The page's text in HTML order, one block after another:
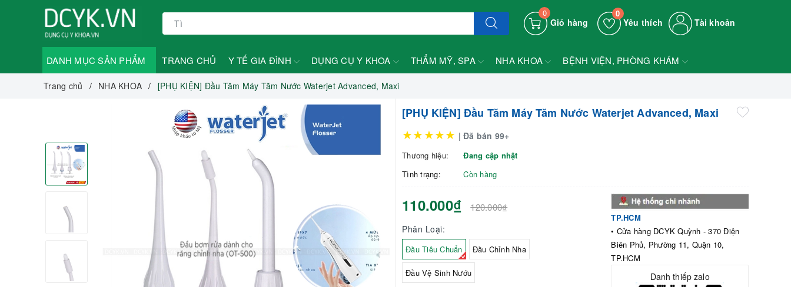
0
Giỏ hàng Yêu thích
0
Tài khoản
DANH MỤC SẢN PHẨM TRANG CHỦ Y TẾ GIA ĐÌNH DỤNG CỤ Y KHOA THẨM MỸ, SPA NHA KHOA BỆNH VIỆN, PHÒNG KHÁM
Trang chủ NHA KHOA [PHỤ KIỆN] Đầu Tăm Máy Tăm Nước Waterjet Advanced, Maxi
[PHỤ KIỆN] Đầu Tăm Máy Tăm Nước Waterjet Advanced, Maxi
★★★★★ | Đã bán 99+
Thương hiệu:
Đang cập nhật
Tình trạng:
Còn hàng
110.000₫ 120.000₫
Phân Loại:
Đầu Tiêu Chuẩn Đầu Chỉnh Nha
Đầu Vệ Sinh Nướu
TP.HCM
• Cửa hàng DCYK Quỳnh - 370 Điện
Biên Phủ, Phường 11, Quận 10,
TP.HCM
Danh thiếp zalo